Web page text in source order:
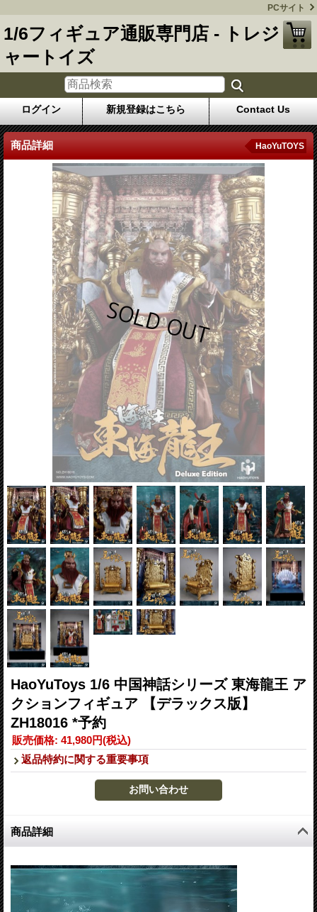
PCサイト
1/6フィギュア通販専門店 - トレジ
ャートイズ
ログイン 新規登録はこちら Contact Us
商品詳細 HaoYuTOYS
HaoYuToys 1/6 中国神話シリーズ 東海龍王 ア
クションフィギュア 【デラックス版】
ZH18016 *予約
販売価格: 41,980円(税込)
返品特約に関する重要事項
商品詳細